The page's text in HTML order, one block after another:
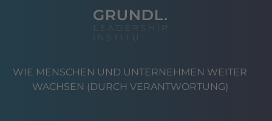
WIE MENSCHEN UND UNTERNEHMEN WEITER
WACHSEN (DURCH VERANTWORTUNG)